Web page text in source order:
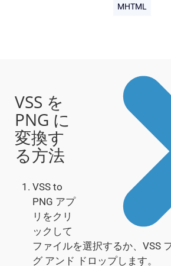
MHTML
VSS を
PNG に
変換す
る方法
VSS to
PNG アプ
リをクリ
ックして
ファイルを選択するか、VSS
グ アンド ドロップします。